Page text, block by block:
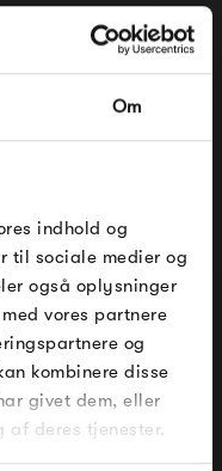
Om
indhold og
til sociale medier og
også oplysninger
vores partnere
og
kombinere disse
givet dem, eller
af deres tjenester.
skabe rammerne for
en dynamisk tilgang
et relevant og
os med billede og
kategori
ORDRE
til dig på
at indløse